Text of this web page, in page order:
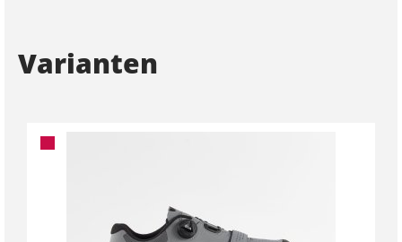
Varianten